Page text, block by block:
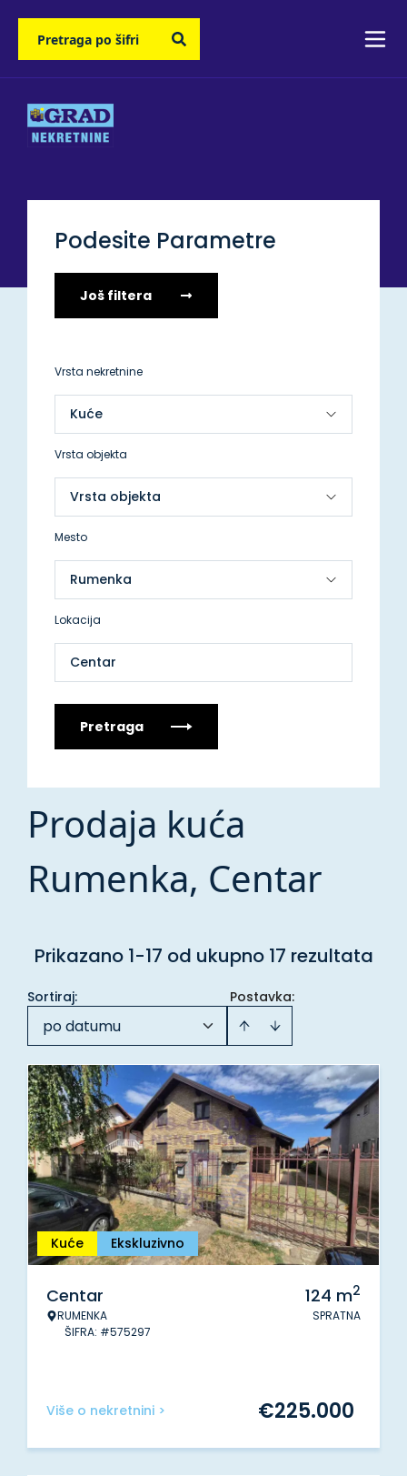
Podesite Parametre
Još filtera
Vrsta nekretnine
Vrsta objekta
Mesto
Lokacija
Centar
Pretraga
Prodaja kuća
Rumenka, Centar
Prikazano 1-17 od ukupno 17 rezultata
Postavka:
Sortiraj:
po datumu
Kuće Ekskluzivno
Centar
RUMENKA
ŠIFRA: #575297
124 m2
SPRATNA
Više o nekretnini > €225.000